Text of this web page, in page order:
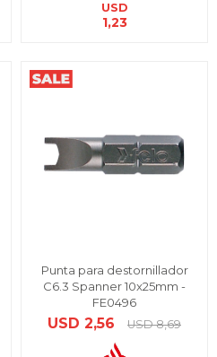
USD
1,23
Punta para destornillador
C6.3 Spanner 10x25mm -
FE0496
USD 2,56 USD 8,69